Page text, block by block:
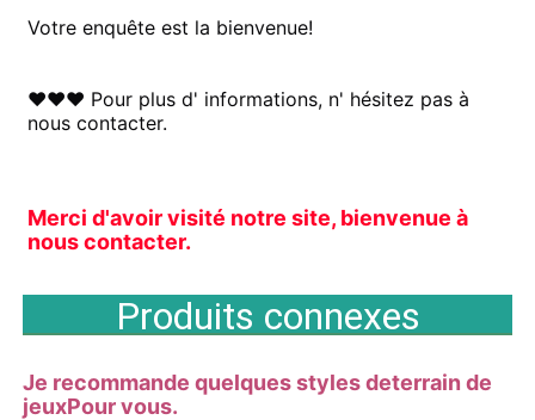
Votre enquête est la bienvenue!
♥♥♥ Pour plus d' informations, n' hésitez pas à
nous contacter.
Merci d'avoir visité notre site, bienvenue à
nous contacter.
Produits connexes
Je recommande quelques styles deterrain de
jeuxPour vous.